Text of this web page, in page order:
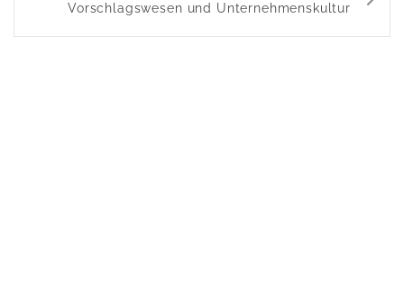
Vorschlagswesen und Unternehmenskultur